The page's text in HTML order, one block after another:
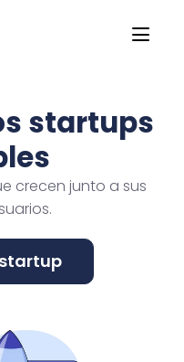
startups
crecen junto a sus